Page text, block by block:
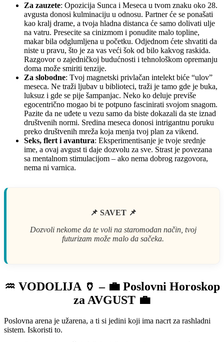
Za zauzete: Opozicija Sunca i Meseca u tvom znaku oko 28.
avgusta donosi kulminaciju u odnosu. Partner će se ponašati
kao kralj drame, a tvoja hladna distanca će samo dolivati ulje
na vatru. Presecite sa cinizmom i ponudite malo topline,
makar bila odglumljena u početku. Odjednom ćete shvatiti da
niste u pravu, što je za vas veći šok od bilo kakvog raskida.
Razgovor o zajedničkoj budućnosti i tehnološkom opremanju
doma može smiriti tenzije.
Za slobodne: Tvoj magnetski privlačan intelekt biće “ulov”
meseca. Ne traži ljubav u biblioteci, traži je tamo gde je buka,
luksuz i gde se pije šampanjac. Neko ko deluje previše
egocentrično mogao bi te potpuno fascinirati svojom snagom.
Pazite da ne uđete u vezu samo da biste dokazali da ste iznad
društvenih normi. Sredina meseca donosi intrigantnu poruku
preko društvenih mreža koja menja tvoj plan za vikend.
Seks, flert i avantura: Eksperimentisanje je tvoje srednje
ime, a ovaj avgust ti daje dozvolu za sve. Strast je povezana
sa mentalnom stimulacijom – ako nema dobrog razgovora,
nema ni varnica.
📌 SAVET 📌
Dozvoli nekome da te voli na staromodan način, tvoj
futurizam može malo da sačeka.
♒ VODOLIJA 🏺 – 💼 Poslovni Horoskop
za AVGUST 💼
Poslovna arena je užarena, a ti si jedini koji ima nacrt za rashladni
sistem. Iskoristi to.